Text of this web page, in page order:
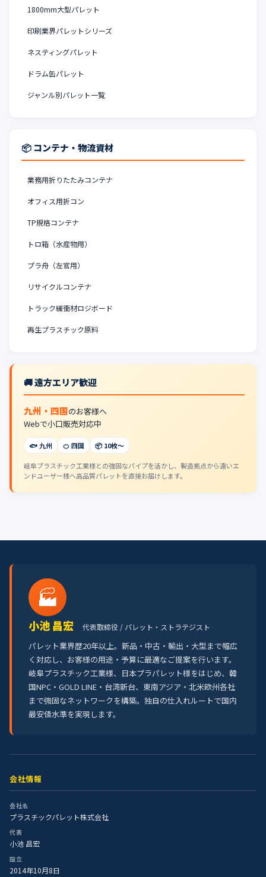
1800mm大型パレット
印刷業界パレットシリーズ
ネスティングパレット
ドラム缶パレット
ジャンル別パレット一覧
📦 コンテナ・物流資材
業務用折りたたみコンテナ
オフィス用折コン
TP規格コンテナ
トロ箱（水産物用）
プラ舟（左官用）
リサイクルコンテナ
トラック緩衝材ロジボード
再生プラスチック原料
🚚 遠方エリア歓迎
九州・四国のお客様へ
Webで小口販売対応中
🐟 九州 🍊 四国 📦 10枚〜
岐阜プラスチック工業様との強固なパイプを活かし、製造拠点から遠いエ
ンドユーザー様へ高品質パレットを直接お届けします。
🏭
小池 昌宏 代表取締役 / パレット・ストラテジスト
パレット業界歴20年以上。新品・中古・輸出・大型まで幅広
く対応し、お客様の用途・予算に最適なご提案を行います。
岐阜プラスチック工業様、日本プラパレット様をはじめ、韓
国NPC・GOLD LINE・台湾新台、東南アジア・北米欧州各社
まで強固なネットワークを構築。独自の仕入れルートで国内
最安値水準を実現します。
会社情報
会社名
プラスチックパレット株式会社
代表
小池 昌宏
設立
2014年10月8日